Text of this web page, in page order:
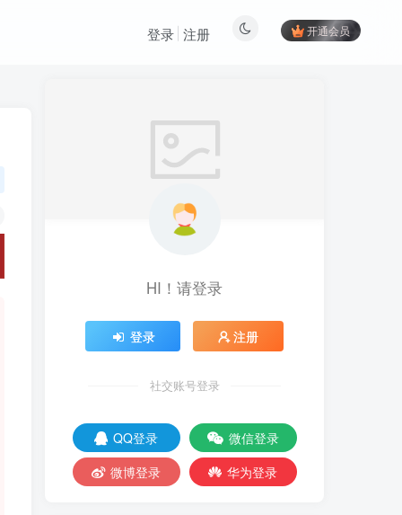
开通会员
登录 注册
HI！请登录
登录 注册
社交账号登录
QQ登录
微信登录
微博登录
华为登录